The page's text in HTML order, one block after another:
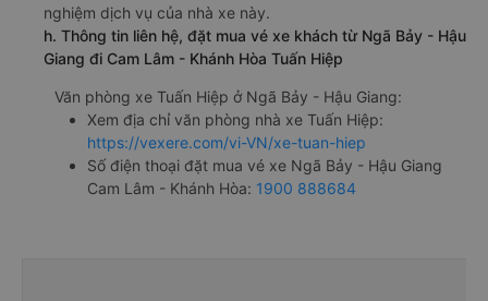
nghiệm dịch vụ của nhà xe này.
h. Thông tin liên hệ, đặt mua vé xe khách từ Ngã Bảy - Hậu
Giang đi Cam Lâm - Khánh Hòa Tuấn Hiệp
Văn phòng xe Tuấn Hiệp ở Ngã Bảy - Hậu Giang:
Xem địa chỉ văn phòng nhà xe Tuấn Hiệp:
https://vexere.com/vi-VN/xe-tuan-hiep
Số điện thoại đặt mua vé xe Ngã Bảy - Hậu Giang
Cam Lâm - Khánh Hòa: 1900 888684